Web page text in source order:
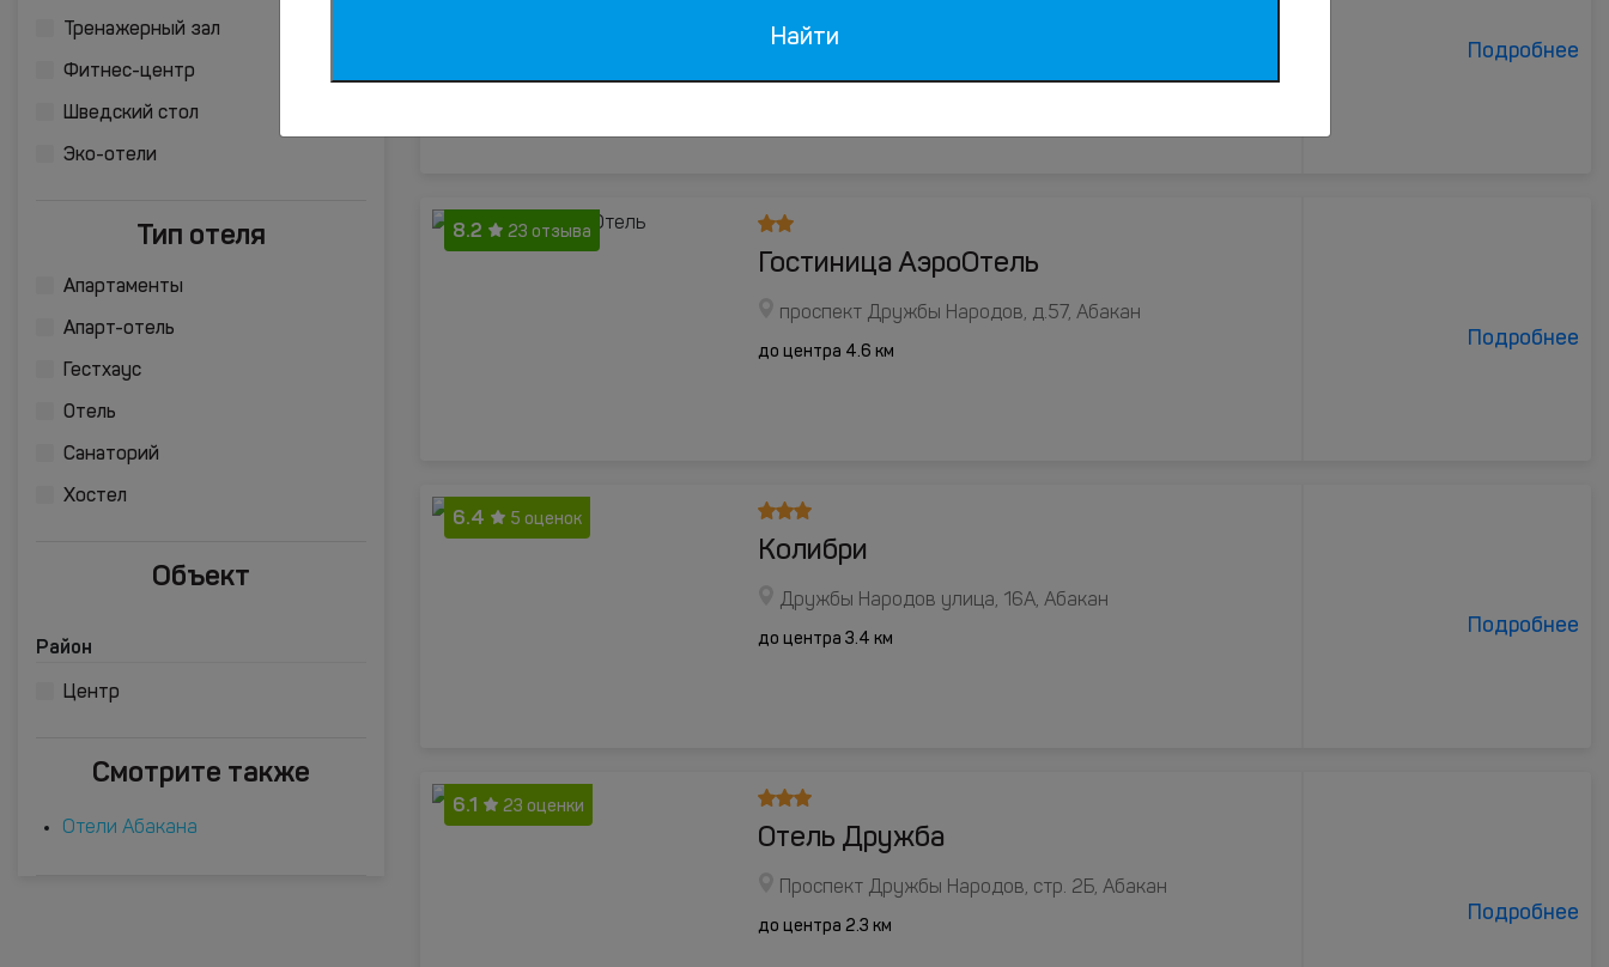
Тренажерный зал
Фитнес-центр
Шведский стол
Эко-отели
Тип отеля
Апартаменты
Апарт-отель
Гестхаус
Отель
Санаторий
Хостел
Объект
Район
Центр
Смотрите также
Отели Абакана
Улица Аскизская, д.248А, Абакан
Подробнее
8.2 23 отзыва
Гостиница АэроОтель
проспект Дружбы Народов, д.57, Абакан
до центра 4.6 км
Подробнее
6.4 5 оценок
Колибри
Дружбы Народов улица, 16А, Абакан
до центра 3.4 км
Подробнее
6.1 23 оценки
Отель Дружба
Проспект Дружбы Народов, стр. 2Б, Абакан
до центра 2.3 км
Подробнее
Найти